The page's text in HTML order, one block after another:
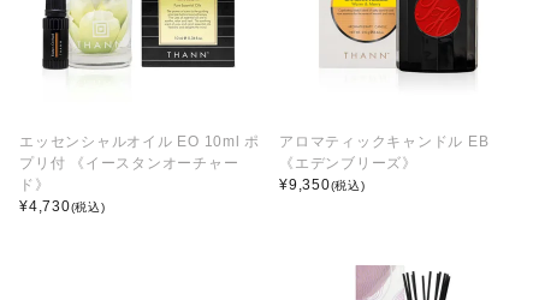
エッセンシャルオイル EO 10ml ポ
プリ付 《イースタンオーチャー
ド》
¥4,730(税込)
アロマティックキャンドル EB
《エデンブリーズ》
¥9,350(税込)